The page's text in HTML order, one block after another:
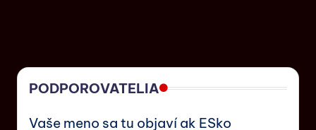
PODPOROVATELIA
Vaše meno sa tu objaví ak ESko